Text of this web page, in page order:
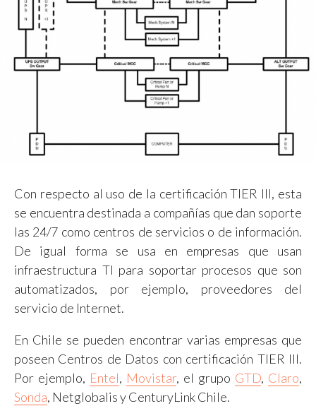
Con respecto al uso de la certificación TIER III, esta
se encuentra destinada a compañías que dan soporte
las 24/7 como centros de servicios o de información.
De igual forma se usa en empresas que usan
infraestructura TI para soportar procesos que son
automatizados, por ejemplo, proveedores del
servicio de Internet.
En Chile se pueden encontrar varias empresas que
poseen Centros de Datos con certificación TIER III.
Por ejemplo, Entel, Movistar, el grupo GTD, Claro,
Sonda, Netglobalis y CenturyLink Chile.